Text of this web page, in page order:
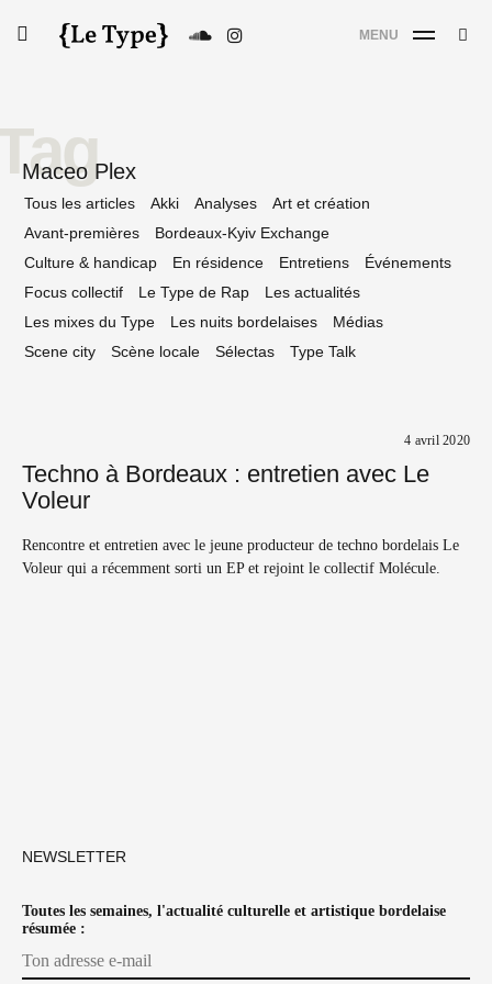
Skip
Le Type
toggle
open/close
MENU
Maceo Plex
Tous les articles Akki Analyses
Art et création
Avant-premières
Bordeaux-Kyiv Exchange
Culture & handicap
En résidence Entretiens
Événements
Focus collectif
Le Type de Rap
Les actualités
Les mixes du Type
Les nuits bordelaises
Médias
Scene city
Scène locale Sélectas Type Talk
4 avril 2020
Techno à Bordeaux : entretien avec Le
Voleur
Rencontre et entretien avec le jeune producteur de techno bordelais Le
Voleur qui a récemment sorti un EP et rejoint le collectif Molécule.
NEWSLETTER
Toutes les semaines, l'actualité culturelle et artistique bordelaise
résumée :